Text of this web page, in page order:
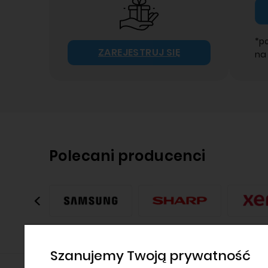
ZAREJESTRUJ SIĘ
na
Polecani producenci
Szanujemy Twoją prywatność